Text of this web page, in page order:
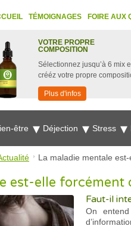
TÉMOIGNAGES FOIRE AUX
VOTRE PROPRE
COMPOSITION
Sélectionnez jusqu’à 6 mix
crééz votre propre
Plus d'infos
être Déjection Stress
La maladie mentale
est-elle forcément
Faut-il
On